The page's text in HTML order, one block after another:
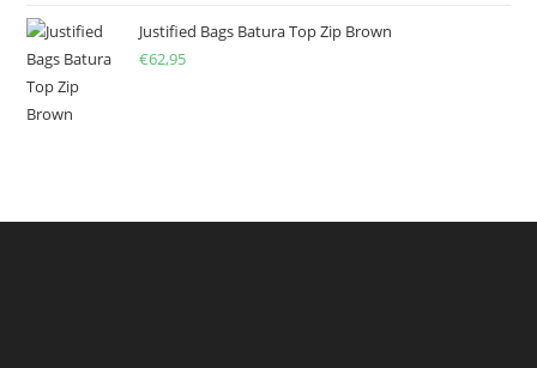
Justified Bags Batura Top Zip Brown
€62,95